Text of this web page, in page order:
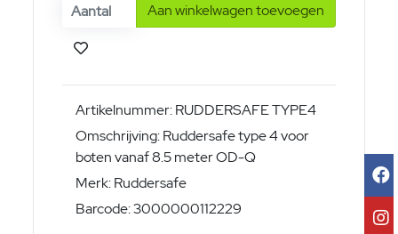
Aan winkelwagen toevoegen
Artikelnummer: RUDDERSAFE TYPE4
Omschrijving: Ruddersafe type 4 voor
boten vanaf 8.5 meter OD-Q
Merk: Ruddersafe
Barcode: 3000000112229